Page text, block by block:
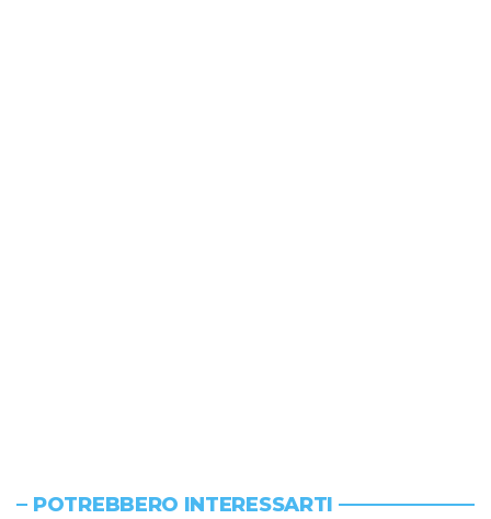
POTREBBERO INTERESSARTI